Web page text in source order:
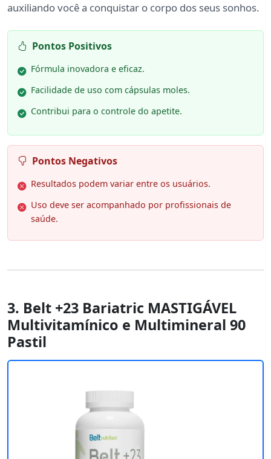
auxiliando você a conquistar o corpo dos seus sonhos.
Pontos Positivos
Fórmula inovadora e eficaz.
Facilidade de uso com cápsulas moles.
Contribui para o controle do apetite.
Pontos Negativos
Resultados podem variar entre os usuários.
Uso deve ser acompanhado por profissionais de
saúde.
3. Belt +23 Bariatric MASTIGÁVEL
Multivitamínico e Multimineral 90
Pastil